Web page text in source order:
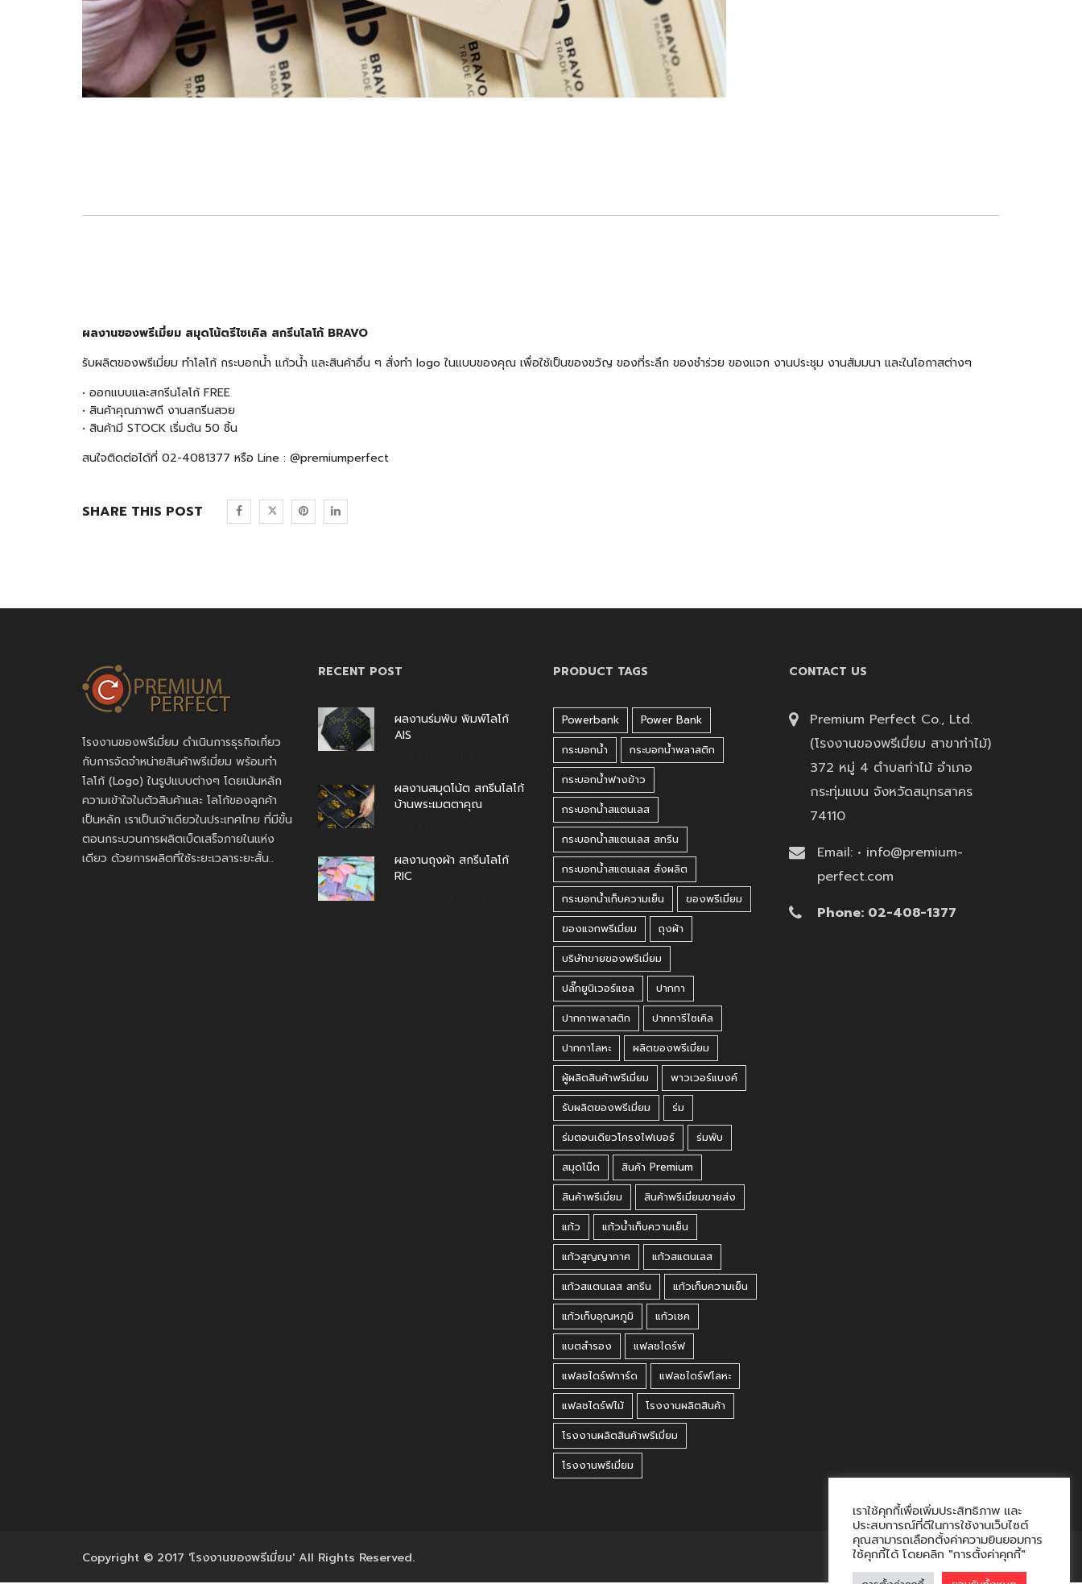
ผลงานของพรีเมี่ยม สมุดโน้ตรีไซเคิล สกรีนโลโก้ BRAVO
รับผลิตของพรีเมี่ยม ทำโลโก้ กระบอกน้ำ แก้วน้ำ และสินค้าอื่น ๆ สั่งทำ logo ในแบบของคุณ เพื่อใช้เป็นของขวัญ ของที่ระลึก ของชำร่วย ของแจก งานประชุม งานสัมมนา และในโอกาสต่างๆ
• ออกแบบและสกรีนโลโก้ FREE
• สินค้าคุณภาพดี งานสกรีนสวย
• สินค้ามี STOCK เริ่มต้น 50 ชิ้น
สนใจติดต่อได้ที่ 02-4081377 หรือ Line : @premiumperfect
SHARE THIS POST
โรงงานของพรีเมี่ยม ดำเนินการธุรกิจเกี่ยว
กับการจัดจำหน่ายสินค้าพรีเมี่ยม พร้อมทำ
โลโก้ (Logo) ในรูปแบบต่างๆ โดยเน้นหลัก
ความเข้าใจในตัวสินค้าและ โลโก้ของลูกค้า
เป็นหลัก เราเป็นเจ้าเดียวในประเทศไทย ที่มีขั้น
ตอนกระบวนการผลิตเบ็ดเสร็จภายในแห่ง
เดียว ด้วยการผลิตที่ใช้ระยะเวลาระยะสั้น..
RECENT POST
ผลงานร่มพับ พิมพ์โลโก้
AIS
ผลงานสมุดโน้ต สกรีนโลโก้
บ้านพระเมตตาคุณ
ผลงานถุงผ้า สกรีนโลโก้
RIC
PRODUCT TAGS
Powerbank
Power Bank
กระบอกน้ำ
กระบอกน้ำพลาสติก
กระบอกน้ำฟางข้าว
กระบอกน้ำสแตนเลส
กระบอกน้ำสแตนเลส สกรีน
กระบอกน้ำสแตนเลส สั่งผลิต
กระบอกน้ำเก็บความเย็น
ของพรีเมี่ยม
ของแจกพรีเมี่ยม
ถุงผ้า
บริษัทขายของพรีเมี่ยม
ปลั๊กยูนิเวอร์แซล
ปากกา
ปากกาพลาสติก
ปากการีไซเคิล
ปากกาโลหะ
ผลิตของพรีเมี่ยม
ผู้ผลิตสินค้าพรีเมี่ยม
พาวเวอร์แบงค์
รับผลิตของพรีเมี่ยม
ร่ม
ร่มตอนเดียวโครงไฟเบอร์
ร่มพับ
สมุดโน๊ต
สินค้า Premium
สินค้าพรีเมี่ยม
สินค้าพรีเมี่ยมขายส่ง
แก้ว
แก้วน้ำเก็บความเย็น
แก้วสูญญากาศ
แก้วสแตนเลส
แก้วสแตนเลส สกรีน
แก้วเก็บความเย็น
แก้วเก็บอุณหภูมิ
แก้วเชค
แบตสำรอง
แฟลชไดร์ฟ
แฟลชไดร์ฟการ์ด
แฟลชไดร์ฟโลหะ
แฟลชไดร์ฟไม้
โรงงานผลิตสินค้า
โรงงานผลิตสินค้าพรีเมี่ยม
โรงงานพรีเมี่ยม
CONTACT US
Premium Perfect Co., Ltd.
(โรงงานของพรีเมี่ยม สาขาท่าไม้)
372 หมู่ 4 ตำบลท่าไม้ อำเภอ
กระทุ่มแบน จังหวัดสมุทรสาคร
74110
Email: • info@premium-
perfect.com
Phone: 02-408-1377
Copyright © 2017 'โรงงานของพรีเมี่ยม' All Rights Reserved.
เราใช้คุกกี้เพื่อเพิ่มประสิทธิภาพ และ
ประสบการณ์ที่ดีในการใช้งานเว็บไซต์
คุณสามารถเลือกตั้งค่าความยินยอมการ
ใช้คุกกี้ได้ โดยคลิก "การตั้งค่าคุกกี้"